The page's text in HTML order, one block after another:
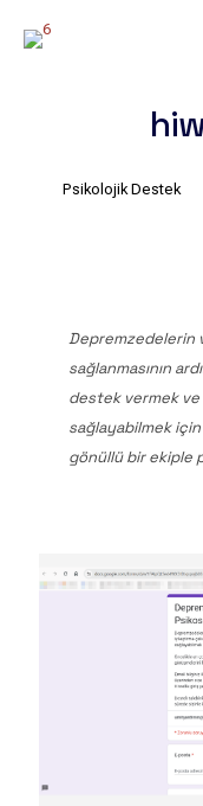
Psikolojik Destek
Depremzedelerin
sağlanmasının
destek vermek
sağlayabilmek
gönüllü bir ekiple